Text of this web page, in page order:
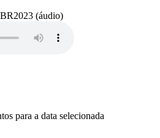
(áudio)
para a data selecionada